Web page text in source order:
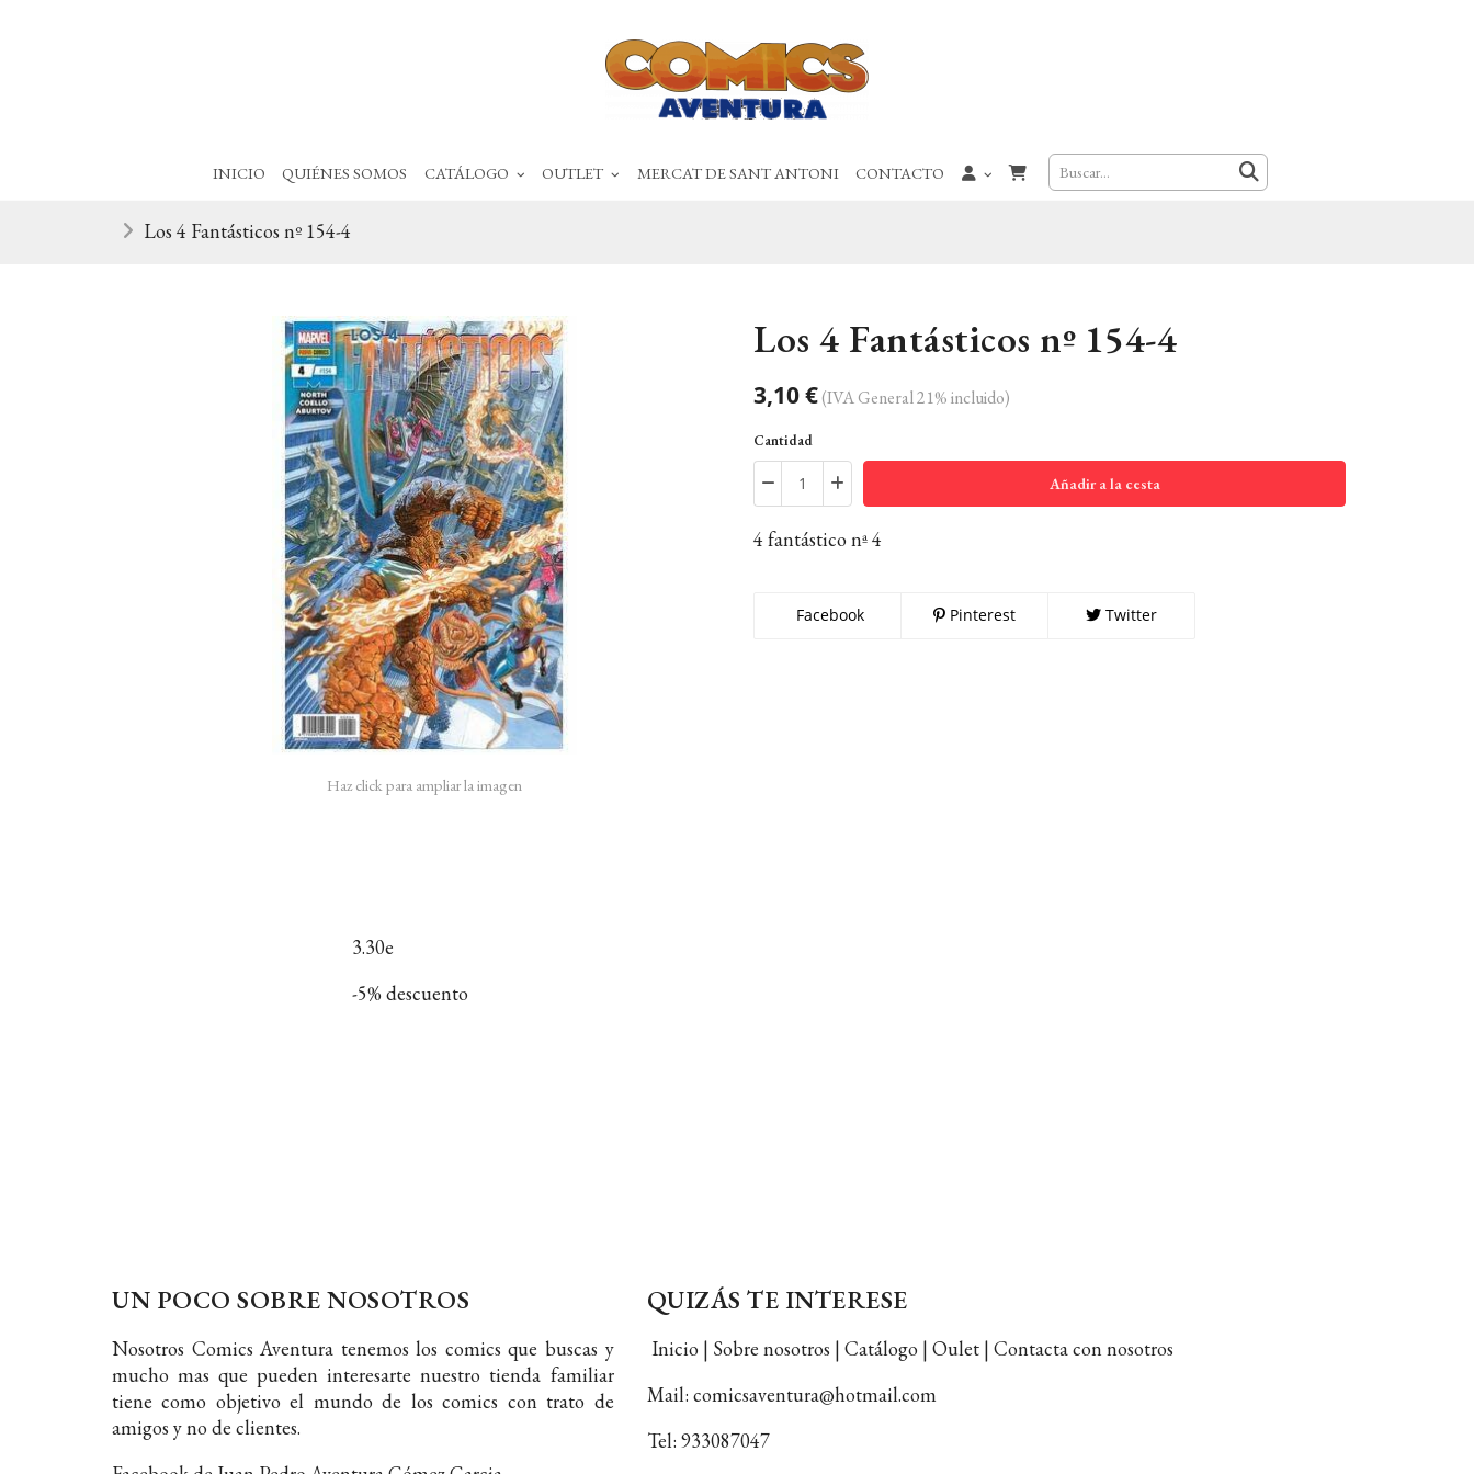
INICIO QUIÉNES SOMOS CATÁLOGO OUTLET MERCAT DE SANT ANTONI CONTACTO
Los 4 Fantásticos nº 154-4
Haz click para ampliar la imagen
Los 4 Fantásticos nº 154-4
3,10 €(IVA General 21% incluido)
Cantidad
Añadir a la cesta
4 fantástico nª 4
Facebook Pinterest Twitter
3.30e
-5% descuento
UN POCO SOBRE NOSOTROS
Nosotros Comics Aventura tenemos los comics que buscas y
mucho mas que pueden interesarte nuestro tienda familiar
tiene como objetivo el mundo de los comics con trato de
amigos y no de clientes.
QUIZÁS TE INTERESE
Inicio | Sobre nosotros | Catálogo | Oulet | Contacta con nosotros
Mail: comicsaventura@hotmail.com
Tel: 933087047